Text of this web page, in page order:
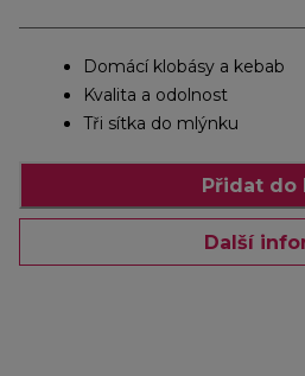
Domácí klobásy a kebab
Kvalita a odolnost
Tři sítka do mlýnku
Přidat do
Další